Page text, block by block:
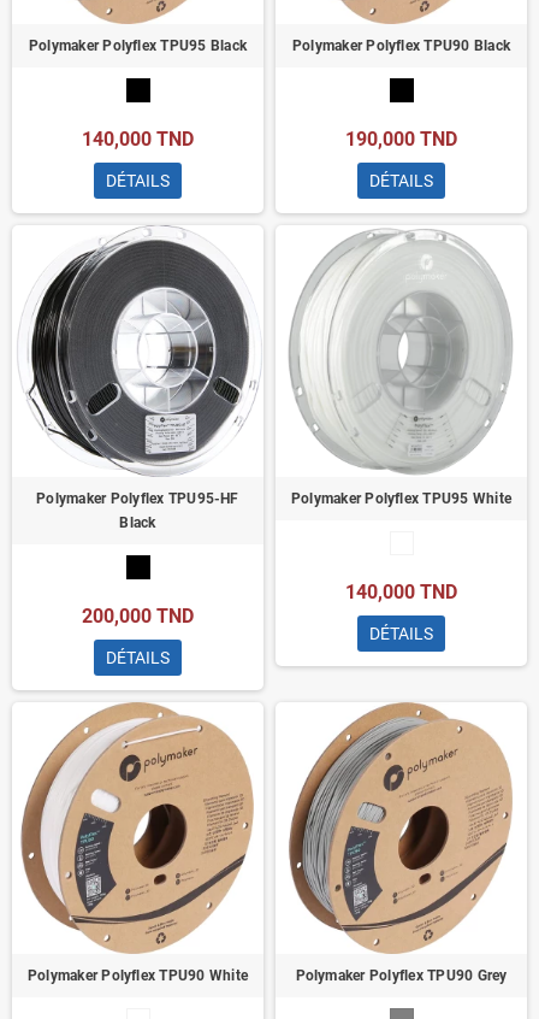
Polymaker Polyflex TPU95 Black
140,000 TND
DÉTAILS
Polymaker Polyflex TPU90 Black
190,000 TND
DÉTAILS
Polymaker Polyflex TPU95-HF
Black
200,000 TND
DÉTAILS
Polymaker Polyflex TPU95 White
140,000 TND
DÉTAILS
Polymaker Polyflex TPU90 White Polymaker Polyflex TPU90 Grey